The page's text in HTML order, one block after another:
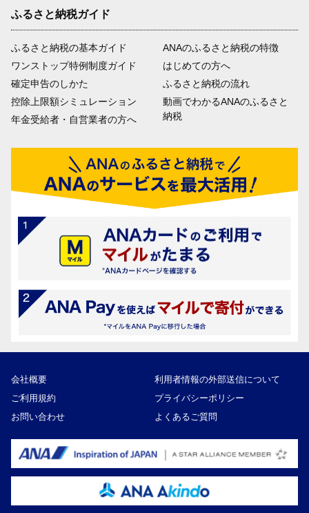
ふるさと納税ガイド
ふるさと納税の基本ガイド
ワンストップ特例制度ガイド
確定申告のしかた
控除上限額シミュレーション
年金受給者・自営業者の方へ
ANAのふるさと納税の特徴
はじめての方へ
ふるさと納税の流れ
動画でわかるANAのふるさと
納税
会社概要
利用者情報の外部送信について
ご利用規約
プライバシーポリシー
お問い合わせ
よくあるご質問